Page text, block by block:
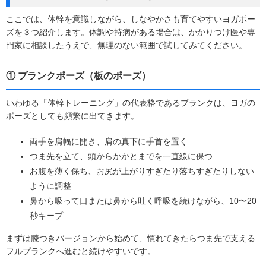
ここでは、体幹を意識しながら、しなやかさも育てやすいヨガポー
ズを３つ紹介します。体調や持病がある場合は、かかりつけ医や専
門家に相談したうえで、無理のない範囲で試してみてください。
① プランクポーズ（板のポーズ）
いわゆる「体幹トレーニング」の代表格であるプランクは、ヨガの
ポーズとしても頻繁に出てきます。
両手を肩幅に開き、肩の真下に手首を置く
つま先を立て、頭からかかとまでを一直線に保つ
お腹を薄く保ち、お尻が上がりすぎたり落ちすぎたりしない
ように調整
鼻から吸って口または鼻から吐く呼吸を続けながら、10〜20
秒キープ
まずは膝つきバージョンから始めて、慣れてきたらつま先で支える
フルプランクへ進むと続けやすいです。